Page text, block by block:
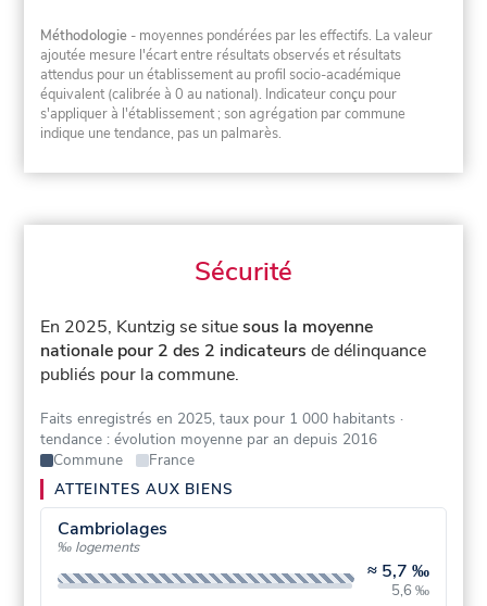
Méthodologie - moyennes pondérées par les effectifs. La valeur
ajoutée mesure l'écart entre résultats observés et résultats
attendus pour un établissement au profil socio-académique
équivalent (calibrée à 0 au national). Indicateur conçu pour
s'appliquer à l'établissement ; son agrégation par commune
indique une tendance, pas un palmarès.
Sécurité
En 2025, Kuntzig se situesous la moyenne
nationale pour 2 des 2 indicateurs de délinquance
publiés pour la commune.
Faits enregistrés en 2025, taux pour 1 000 habitants ·
tendance : évolution moyenne par an depuis 2016
Commune
France
ATTEINTES AUX BIENS
Cambriolages
‰ logements
≈ 5,7 ‰
5,6 ‰